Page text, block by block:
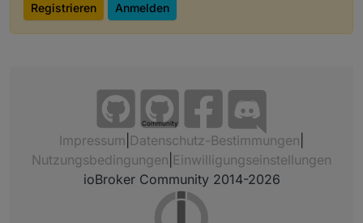
Registrieren Anmelden
Community
Impressum Datenschutz-Bestimmungen
Nutzungsbedingungen Einwilligungseinstellungen
ioBroker Community 2014-2026